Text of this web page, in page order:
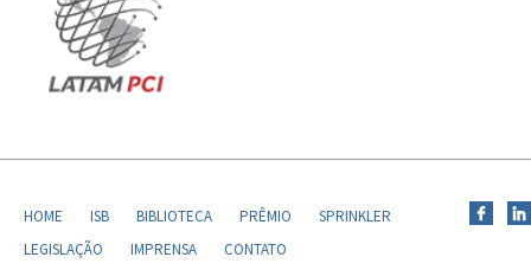
HOME ISB BIBLIOTECA PRÊMIO
SPRINKLER
LEGISLAÇÃO
IMPRENSA CONTATO